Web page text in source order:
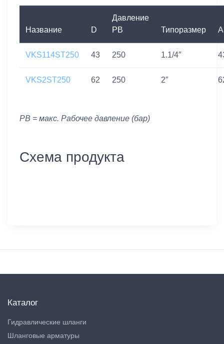
Название D
Давление
PB
Типоразмер A
VKS114ST250 43 250 1.1/4″
VKS2ST250 62 250 2″
PB = макс. Рабочее давление (бар)
Схема продукта
Каталог
Гидравлические шланги
Шланговые арматуры